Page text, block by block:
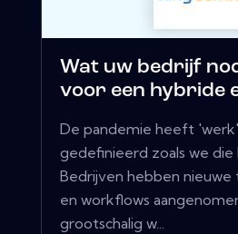
Wat uw bedrijf
voor een hybride
De pandemie heeft
gedefinieerd zoals we die
Bedrijven hebben nieuwe
en workflows
grootschalig w...